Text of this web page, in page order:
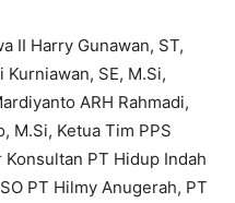
II Harry Gunawan, ST,
Kurniawan, SE, M.Si,
ARH Rahmadi,
M.Si, Ketua Tim PPS
PT Hidup Indah
PT Hilmy Anugerah, PT